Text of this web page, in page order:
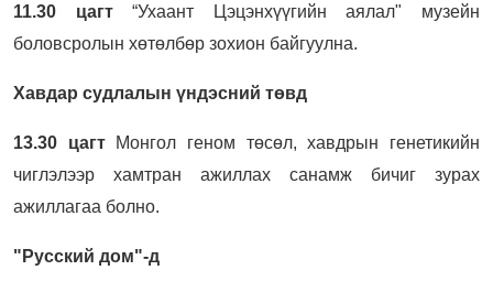
11.30 цагт“Ухаант Цэцэнхүүгийн аялал" музейн
боловсролын хөтөлбөр зохион байгуулна.
Хавдар судлалын үндэсний төвд
13.30 цагтМонгол геном төсөл, хавдрын генетикийн
чиглэлээр хамтран ажиллах санамж бичиг зурах
ажиллагаа болно.
"Русский дом"-д